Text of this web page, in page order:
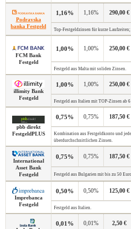
Podravska
banka Festgeld
1,16% 1,16% 290,00 €
Top-Festgeldzinsen für kurze Laufzeiten;
FCM Bank
Festgeld
1,00% 1,00% 250,00 €
Festgeld aus Malta mit soliden Zinsen.
illimity Bank
Festgeld
1,00% 1,00% 250,00 €
Festgeld aus Italien mit TOP-Zinsen ab
pbb direkt
FestgeldPLUS
0,75% 0,75% 187,50 €
Kombination aus Festgeldkonto und
überdurchschnittlichen Zinsen.
International
Asset Bank
Festgeld
0,75% 0,75% 187,50 €
Festgeld aus Bulgarien mit bis zu 50
Imprebanca
Festgeld
0,50% 0,50% 125,00 €
Festgeld aus Italien.
0,01% 0,01% 2,50 €